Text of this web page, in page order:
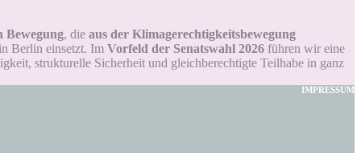
Bewegung, die aus der Klimagerechtigkeitsbewegung
Berlin einsetzt. Im Vorfeld der Senatswahl 2026 führen wir eine
strukturelle Sicherheit und gleichberechtigte Teilhabe in ganz
IMPRESSUM